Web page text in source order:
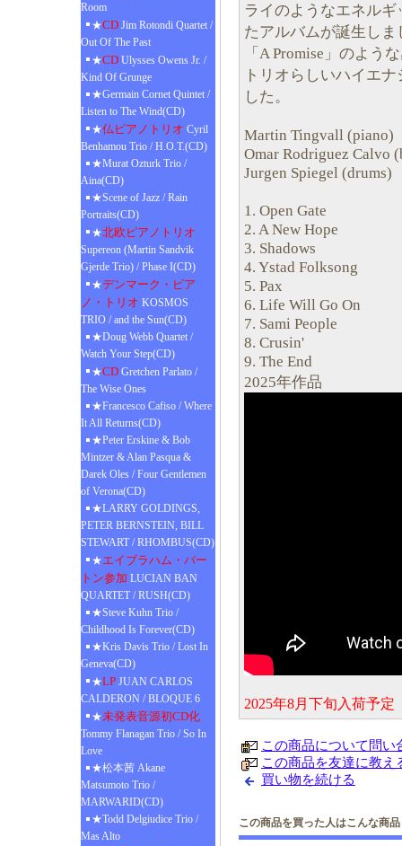
Room
★CD Jim Rotondi Quartet /
Out Of The Past
★CD Ulysses Owens Jr. /
Kind Of Grunge
★Germain Cornet Quintet /
Listen to The Wind(CD)
★仏ピアノトリオ Cyril
Benhamou Trio / H.O.T.(CD)
★Murat Ozturk Trio /
Aina(CD)
★Scene of Jazz / Rain
Portraits(CD)
★北欧ピアノトリオ
Supereon (Martin Sandvik
Gjerde Trio) / Phase I(CD)
★デンマーク・ピア
ノ・トリオ KOSMOS
TRIO / and the Sun(CD)
★Doug Webb Quartet /
Watch Your Step(CD)
★CD Gretchen Parlato /
The Wise Ones
★Francesco Cafiso / Where
It All Returns(CD)
★Peter Erskine & Bob
Mintzer & Alan Pasqua &
Darek Oles / Four Gentlemen
of Verona(CD)
★LARRY GOLDINGS,
PETER BERNSTEIN, BILL
STEWART / RHOMBUS(CD)
★エイブラハム・バー
トン参加 LUCIAN BAN
QUARTET / RUSH(CD)
★Steve Kuhn Trio /
Childhood Is Forever(CD)
★Kris Davis Trio / Lost In
Geneva(CD)
★LP JUAN CARLOS
CALDERON / BLOQUE 6
★未発表音源初CD化
Tommy Flanagan Trio / So In
Love
★松本茜 Akane
Matsumoto Trio /
MARWARID(CD)
★Todd Delgiudice Trio /
Mas Alto
ライのようなエネル
たアルバムが誕生しま
「A Promise」のよう
トリオらしいハイエ
した。
Martin Tingvall
Omar Rodriguez
Jurgen Spiegel (drums)
1. Open Gate
2. A New Hope
3. Shadows
4. Ystad Folksong
5. Pax
6. Life Will Go On
7. Sami People
8. Crusin'
9. The End
2025年作品
2025年8月下旬入荷予
この商品について問い
この商品を友達に教え
買い物を続ける
この商品を買った人はこんな商